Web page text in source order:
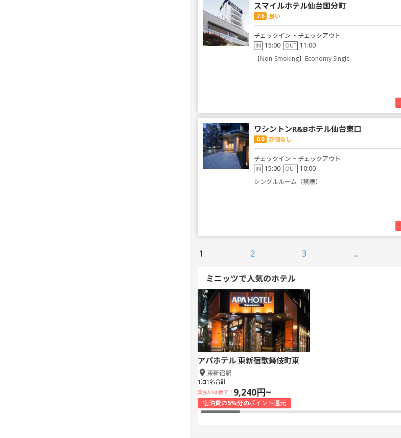
スマイルホテル仙台国分町
7.6 良い
チェックイン ~ チェックアウト
IN 15:00 OUT 11:00
【Non-Smoking】Economy Single
ワシントンR&Bホテル仙台東口
0.0 評価なし
チェックイン ~ チェックアウト
IN 15:00 OUT 10:00
シングルルーム（禁煙）
1 2 3 ...
ミニッツで人気のホテル
アパホテル 東新宿歌舞伎町東
東新宿駅
1泊1名合計
支払いは後で！ 9,240円~
宿泊費の5%分のポイント還元